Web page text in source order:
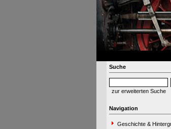
Suche
zur erweiterten Suche
Navigation
Geschichte &